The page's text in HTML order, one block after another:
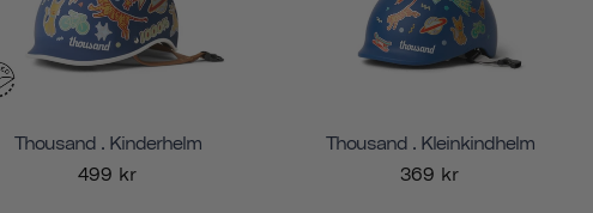
Thousand . Kinderhelm
499 kr
Thousand . Kleinkindhelm
369 kr